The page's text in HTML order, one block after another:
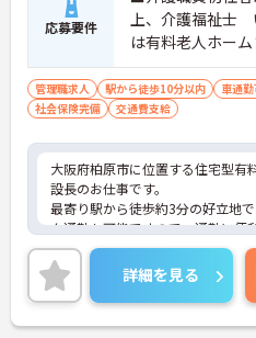
応募要件
上、介護福祉士
は有料老人ホー
者向け住宅での
管理職求人 駅から徒歩10分以内 車通
社会保険完備
交通費支給
大阪府柏原市に位置する住宅型有
設長のお仕事です。
最寄り駅から徒歩約3分の好立地
ク通勤も可能ですので、通勤に便
休暇制度が充実しているので、ご
ートとの両立も実現しやすいです
ご興味のある方には、面接対策ポ
に詳細をご案内しますのでお気軽
い！
詳細を見る